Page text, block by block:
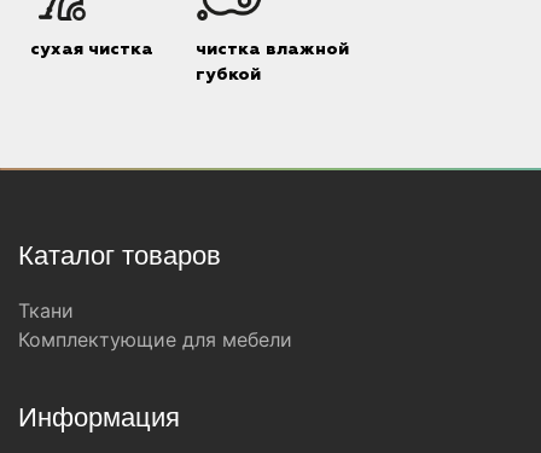
сухая чистка
чистка влажной
губкой
Каталог товаров
Ткани
Комплектующие для мебели
Информация